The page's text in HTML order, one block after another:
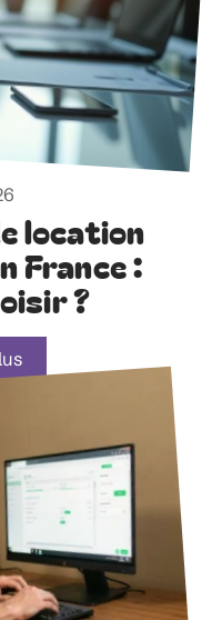
location
France :
?